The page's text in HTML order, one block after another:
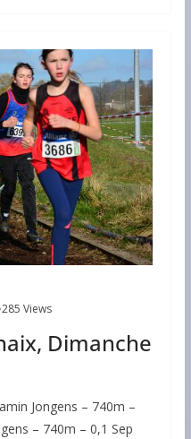
285 Views
Dimanche
Jongens – 740m –
– 740m – 0,1 Sep